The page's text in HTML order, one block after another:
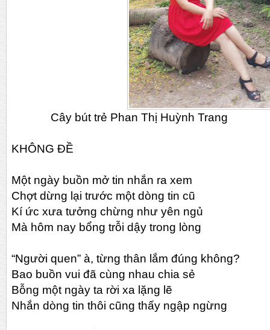
Cây bút trẻ Phan Thị Huỳnh Trang
KHÔNG ĐỀ
Một ngày buồn mở tin nhắn ra xem
Chợt dừng lại trước một dòng tin cũ
Kí ức xưa tưởng chừng như yên ngủ
Mà hôm nay bổng trỗi dậy trong lòng
“Người quen” à, từng thân lắm đúng không?
Bao buồn vui đã cùng nhau chia sẻ
Bỗng một ngày ta rời xa lặng lẽ
Nhắn dòng tin thôi cũng thấy ngập ngừng